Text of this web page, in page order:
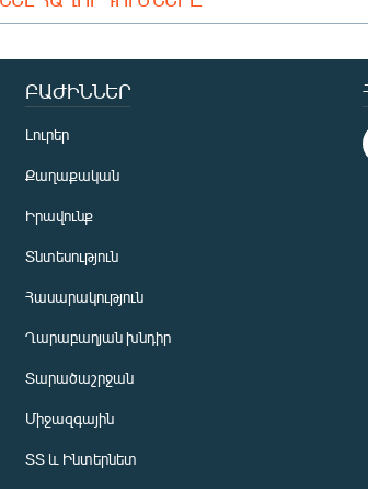
ԲԱԺԻՆՆԵՐ
Լուրեր
Քաղաքական
Իրավունք
Տնտեսություն
Հասարակություն
Ղարաբաղյան խնդիր
Տարածաշրջան
Միջազգային
ՏՏ և Ինտերնետ